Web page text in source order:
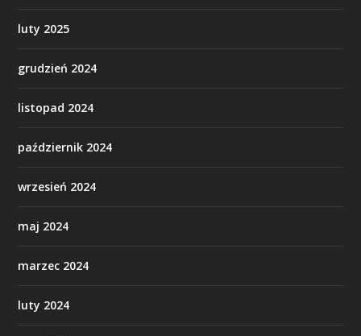
luty 2025
grudzień 2024
listopad 2024
październik 2024
wrzesień 2024
maj 2024
marzec 2024
luty 2024